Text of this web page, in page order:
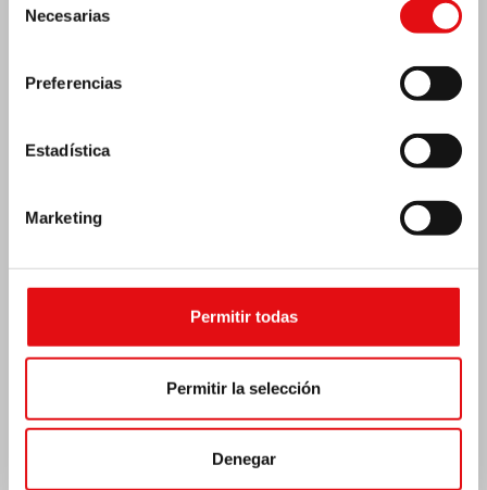
Necesarias
Preferencias
Estadística
Marketing
Permitir todas
Permitir la selección
Denegar
Carmeli»